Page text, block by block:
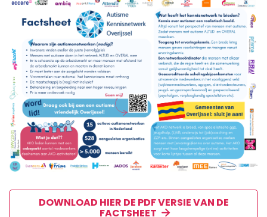
DOWNLOAD HIER DE PDF VERSIE VAN DE
FACTSHEET